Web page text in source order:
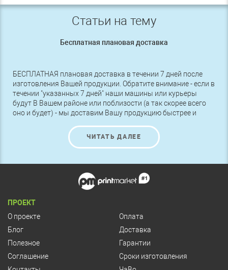
Статьи на тему
Бесплатная плановая доставка
БЕСПЛАТНАЯ плановая доставка в течении 7 дней после
изготовления Вашей продукции. Обратите внимание - если в
течении "указанных 7 дней" наши машины или курьеры
будут В Вашем районе или поблизости (а так скорее всего
оно и будет) - мы доставим Вашу продукцию быстрее и
ЧИТАТЬ ДАЛЕЕ
ПРОЕКТ
О проекте
Блог
Полезное
Соглашение
Оплата
Доставка
Гарантии
Сроки изготовления